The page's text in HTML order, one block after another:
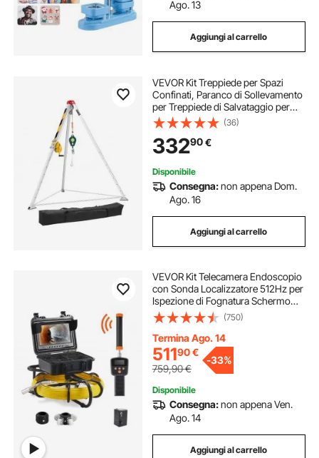
Ago. 13
Aggiungi al carrello
VEVOR Kit Treppiede per Spazi
Confinati, Paranco di Sollevamento
per Treppiede di Salvataggio per
Impieghi Gravosi, Verricello da 544
kg, Lunghezza Gambe Regolabili da
1,34 a 2,15 m, Cavo da 30 m
(36)
33290€
Disponibile
Consegna:non appena Dom.
Ago. 16
Aggiungi al carrello
VEVOR Kit Telecamera Endoscopio
con Sonda Localizzatore 512Hz per
Ispezione di Fognatura Schermo
LCD Colorata 9 Pollici Cavo 50m,
Telecamera Ispezione Sonda
Portatile per Tubi Angolazione
Visiva 130°
(750)
Termina Ago. 14
51190€
759,90€
-33%
Disponibile
Consegna:non appena Ven.
Ago. 14
Aggiungi al carrello